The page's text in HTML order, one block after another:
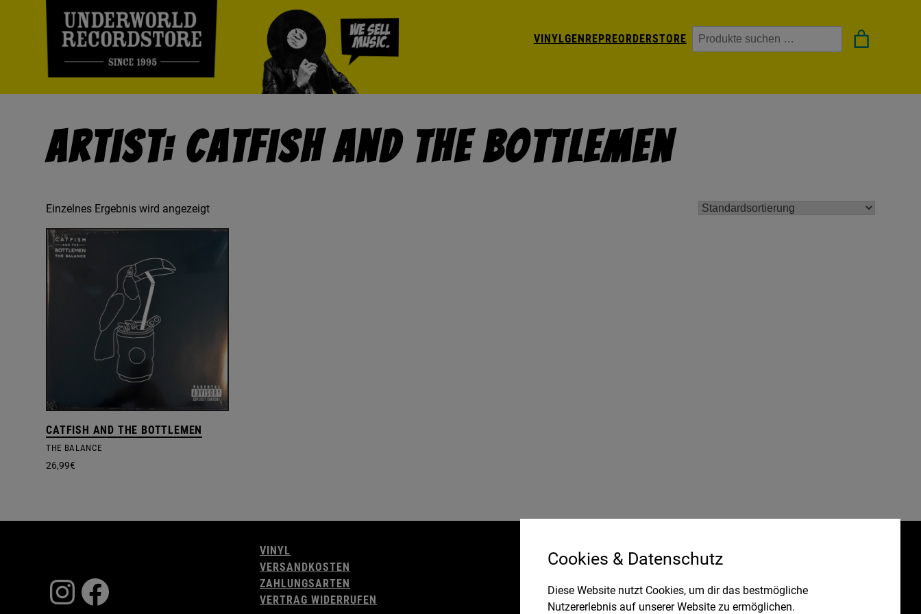
VINYLGENREPREORDERSTORE Suchen
Artist: Catfish And The Bottlemen
Einzelnes Ergebnis wird angezeigt
CATFISH AND THE BOTTLEMEN
THE BALANCE
26,99€
Instagram
Facebook
VINYL
VERSANDKOSTEN
ZAHLUNGSARTEN
VERTRAG WIDERRUFEN
WIDERRUFSBELEHRUNG
IMPRESSUM
DATENSCHUTZ
Cookies & Datenschutz
Diese Website nutzt Cookies, um dir das bestmögliche
Nutzererlebnis auf unserer Website zu ermöglichen.